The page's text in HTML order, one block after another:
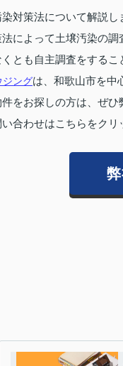
対策法について解説し
によって土壌汚染の
とも自主調査をするこ
ジングは、和歌山市を中
をお探しの方は、ぜひ
合わせはこちらをクリ